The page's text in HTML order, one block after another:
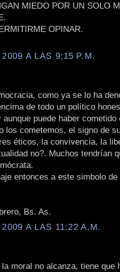
MIEDO POR UN SOLO
OPINAR.
A LAS 9:15 P.M.
como ya se lo ha
de todo un político
puede haber cometido
los cometemos, el signo de
éticos, la convivencia, la
no?. Muchos tendrían
entonces a este simbolo
Bs. As.
A LAS 11:22 A.M.
moral no alcanza, tiene que